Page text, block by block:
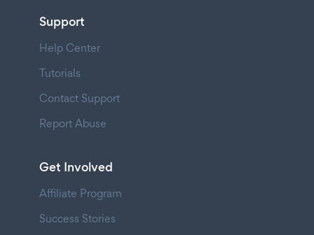
Support
Help Center
Tutorials
Contact Support
Report Abuse
Get Involved
Affiliate Program
Success Stories